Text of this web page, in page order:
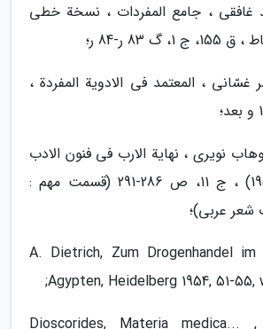
غافقی ، جامع المفردات ، نسخة خطی
83 ر-84 ر؛
غسّانی ، المعتمد فی الادویة المفردة ،
نویری ، نهایة الارب فی فنون الادب
، قاهره (1923-1955) ، ج 11، ص 286-291 (قسمت مهم :
شعر عربی)؛
(14) A. Dietrich, Zum Drogenhandel
Agypten, Heidelberg 1954, 51-55,
(15) Dioscorides, Materia